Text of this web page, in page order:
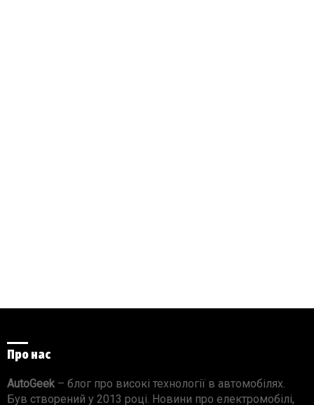
Про нас
AutoGeek – блог про високі технології в автомобілях.
Був створений у 2013 році. Новини про електромобілі,